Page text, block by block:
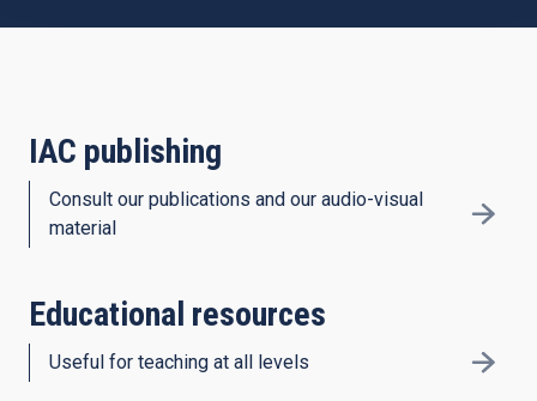
IAC publishing
Consult our publications and our audio-visual
material
Educational resources
Useful for teaching at all levels